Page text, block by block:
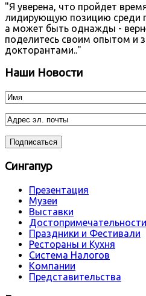
"Я уверена, что пройдет
лидирующую позицию среди
а может быть однажды -
поделитесь своим опытом и
докторантами.."
Наши Новости
Сингапур
Презентация
Музеи
Выставки
Достопримечательности
Праздники и Фестивали
Рестораны и Кухня
Система Налогов
Компании
Представительства